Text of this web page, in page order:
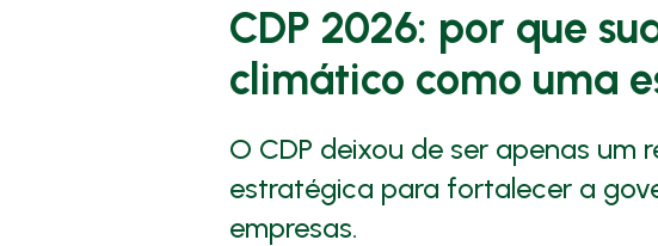
CDP 2026: por que
climático como uma
O CDP deixou de ser apenas
estratégica para fortalecer a
empresas.